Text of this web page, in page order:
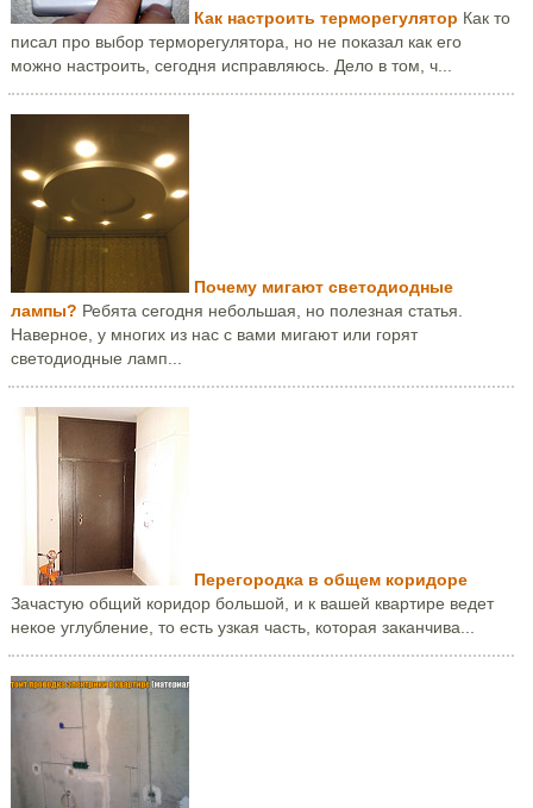
Как настроить терморегулятор Как то
писал про выбор терморегулятора, но не показал как его
можно настроить, сегодня исправляюсь. Дело в том, ч...
Почему мигают светодиодные
лампы? Ребята сегодня небольшая, но полезная статья.
Наверное, у многих из нас с вами мигают или горят
светодиодные ламп...
Перегородка в общем коридоре
Зачастую общий коридор большой, и к вашей квартире ведет
некое углубление, то есть узкая часть, которая заканчива...